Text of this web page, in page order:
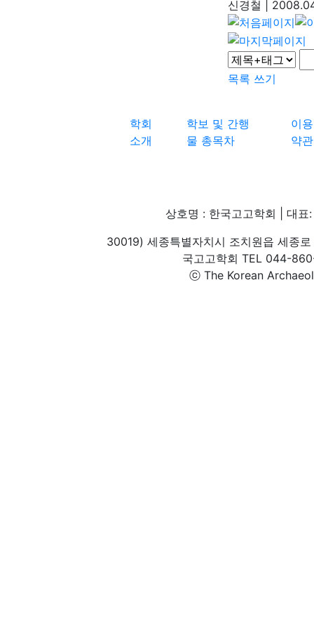
신경철
목록 쓰기
학회
소개
학보 및 간행
물 총목차
이용
약관
상호명 : 한국고고학회 | 대
30019) 세종특별자치시 조치원읍 세종
국고고학회 TEL 044-
ⓒ The Korean